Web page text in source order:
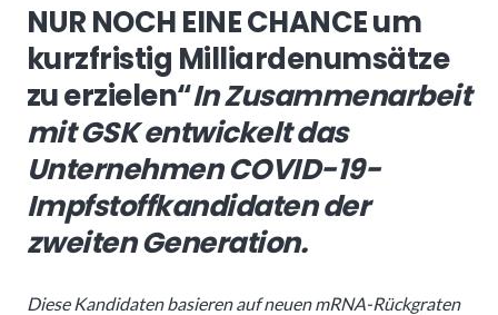
NUR NOCH EINE CHANCE um
kurzfristig Milliardenumsätze
zu erzielen“In Zusammenarbeit
mit GSK entwickelt das
Unternehmen COVID-19-
Impfstoffkandidaten der
zweiten Generation.
Diese Kandidaten basieren auf neuen mRNA-Rückgraten